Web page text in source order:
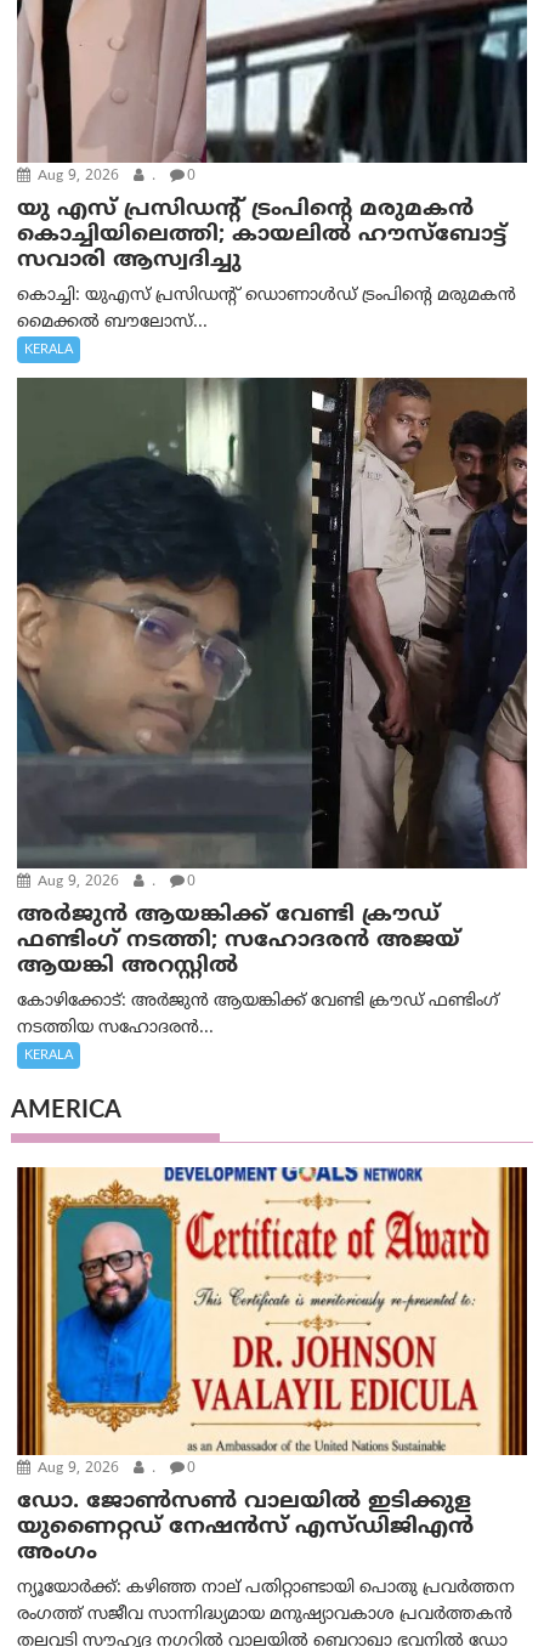
Aug 9, 2026 . 0
യു എസ് പ്രസിഡന്റ് ട്രംപിന്റെ മരുമകൻ
കൊച്ചിയിലെത്തി; കായലിൽ ഹൗസ്ബോട്ട്
സവാരി ആസ്വദിച്ചു
കൊച്ചി: യുഎസ് പ്രസിഡന്റ് ഡൊണാൾഡ് ട്രംപിന്റെ മരുമകൻ
മൈക്കൽ ബൗലോസ്...
KERALA
Aug 9, 2026 . 0
അർജുൻ ആയങ്കിക്ക് വേണ്ടി ക്രൗഡ്
ഫണ്ടിംഗ് നടത്തി; സഹോദരന്‍ അജയ്
ആയങ്കി അറസ്റ്റിൽ
കോഴിക്കോട്: അർജുൻ ആയങ്കിക്ക് വേണ്ടി ക്രൗഡ് ഫണ്ടിംഗ്
നടത്തിയ സഹോദരന്‍...
KERALA
AMERICA
Aug 9, 2026 . 0
ഡോ. ജോൺസൺ വാലയിൽ ഇടിക്കുള
യുണൈറ്റഡ് നേഷൻസ് എസ്ഡിജിഎൻ
അംഗം
ന്യൂയോര്‍ക്ക്: കഴിഞ്ഞ നാല് പതിറ്റാണ്ടായി പൊതു പ്രവർത്തന
രംഗത്ത് സജീവ സാന്നിദ്ധ്യമായ മനുഷ്യാവകാശ പ്രവർത്തകൻ
തലവടി സൗഹൃദ നഗറിൽ വാലയിൽ ബെറാഖാ ഭവനിൽ ഡോ